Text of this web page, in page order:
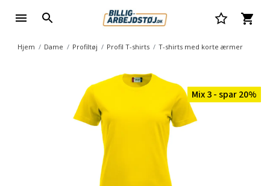
Hjem Dame Profiltøj Profil T-shirts T-shirts med korte ærmer
Mix 3 - spar 20%